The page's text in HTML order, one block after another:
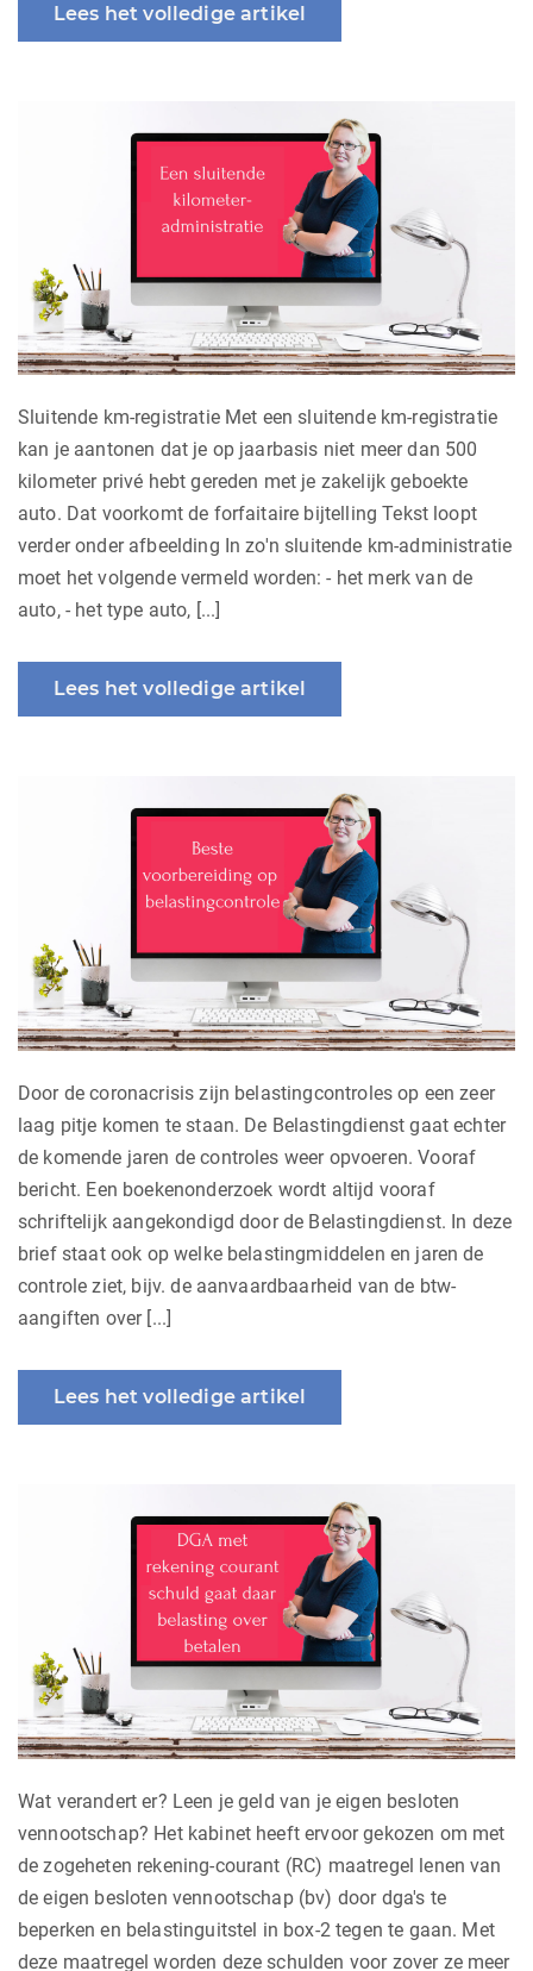
Lees het volledige artikel
Sluitende km-registratie Met een sluitende km-registratie
kan je aantonen dat je op jaarbasis niet meer dan 500
kilometer privé hebt gereden met je zakelijk geboekte
auto. Dat voorkomt de forfaitaire bijtelling Tekst loopt
verder onder afbeelding In zo'n sluitende km-administratie
moet het volgende vermeld worden: - het merk van de
auto, - het type auto, [...]
Lees het volledige artikel
Door de coronacrisis zijn belastingcontroles op een zeer
laag pitje komen te staan. De Belastingdienst gaat echter
de komende jaren de controles weer opvoeren. Vooraf
bericht. Een boekenonderzoek wordt altijd vooraf
schriftelijk aangekondigd door de Belastingdienst. In deze
brief staat ook op welke belastingmiddelen en jaren de
controle ziet, bijv. de aanvaardbaarheid van de btw-
aangiften over [...]
Lees het volledige artikel
Wat verandert er? Leen je geld van je eigen besloten
vennootschap? Het kabinet heeft ervoor gekozen om met
de zogeheten rekening-courant (RC) maatregel lenen van
de eigen besloten vennootschap (bv) door dga's te
beperken en belastinguitstel in box-2 tegen te gaan. Met
deze maatregel worden deze schulden voor zover ze meer